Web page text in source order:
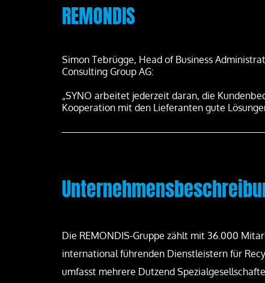
REMONDIS
Simon Tebrügge, Head of Business
Consulting Group AG:
„SYNO arbeitet jederzeit daran, die
Kooperation mit den Lieferanten gute
Die REMONDIS-Gruppe zählt mit 36.000
international führenden Dienstleistern für
umfasst mehrere Dutzend
Radio Holland Germany GmbH
„Hervorzuheben ist die verbesserte
Zusammenarbeit mit SYNO.“
PostNord
„Neben der
Erreichbarkeit